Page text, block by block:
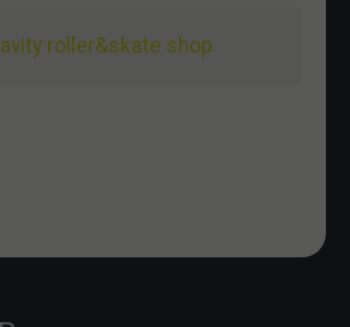
roller&skate shop